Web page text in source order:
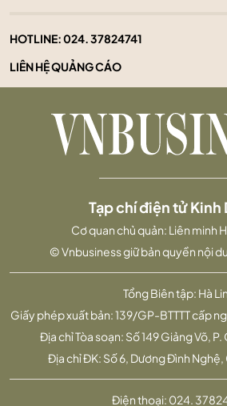
HOTLINE:024. 37824741
LIÊN HỆ QUẢNG CÁO
Tổng Biên tập: Hà
Giấy phép xuất bản: 139/GP-BTTTT cấp
Địa chỉ Tòa soạn: Số 149 Giảng Võ, P.
Địa chỉ ĐK: Số 6, Dương Đình Nghệ,
Tạp chí điện tử Kinh
Cơ quan chủ quản: Liên minh
© Vnbusiness giữ bản quyền nội
Điện thoại: 024.